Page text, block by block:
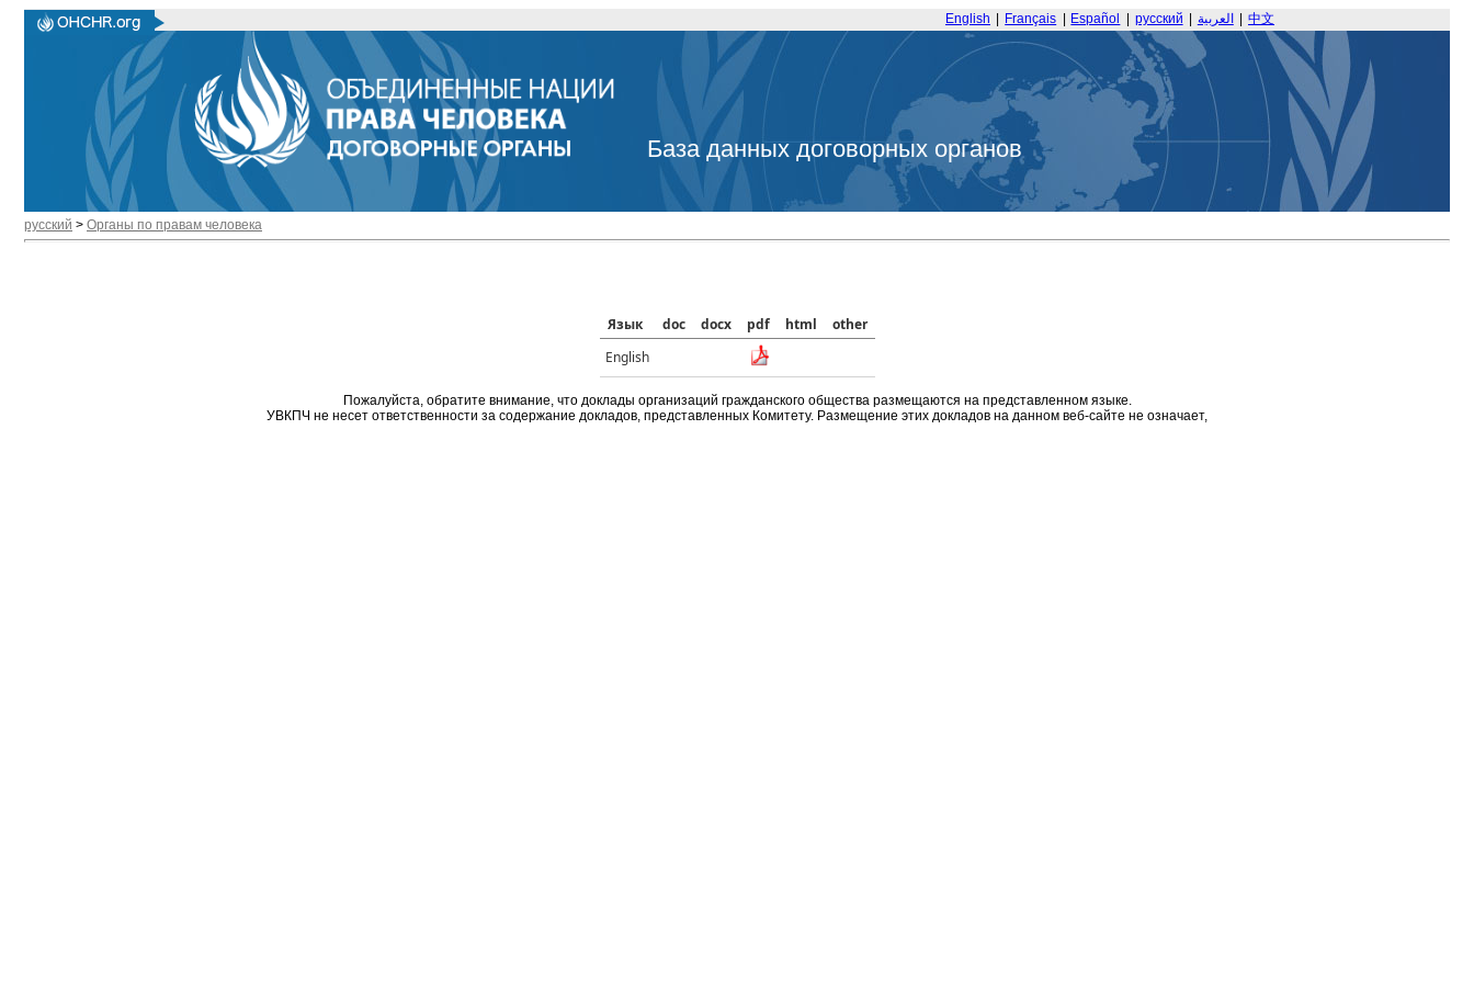
English Français Español русский العربية 中文
База данных договорных органов
русский > Органы по правам человека
Язык doc docx pdf html
other
English
Пожалуйста, обратите внимание, что доклады организаций гражданского общества размещаются на представленном языке.
УВКПЧ не несет ответственности за содержание докладов, представленных Комитету. Размещение этих докладов на данном веб-сайте не означает,